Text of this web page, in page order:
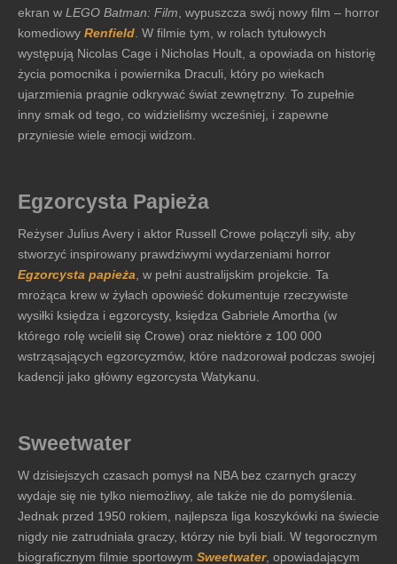
ekran w LEGO Batman: Film , wypuszcza swój nowy film – horror
komediowy Renfield . W filmie tym, w rolach tytułowych
występują Nicolas Cage i Nicholas Hoult, a opowiada on historię
życia pomocnika i powiernika Draculi, który po wiekach
ujarzmienia pragnie odkrywać świat zewnętrzny. To zupełnie
inny smak od tego, co widzieliśmy wcześniej, i zapewne
przyniesie wiele emocji widzom.
Egzorcysta Papieża
Reżyser Julius Avery i aktor Russell Crowe połączyli siły, aby
stworzyć inspirowany prawdziwymi wydarzeniami horror
Egzorcysta papieża , w pełni australijskim projekcie. Ta
mrożąca krew w żyłach opowieść dokumentuje rzeczywiste
wysiłki księdza i egzorcysty, księdza Gabriele Amortha (w
którego rolę wcielił się Crowe) oraz niektóre z 100 000
wstrząsających egzorcyzmów, które nadzorował podczas swojej
kadencji jako główny egzorcysta Watykanu.
Sweetwater
W dzisiejszych czasach pomysł na NBA bez czarnych graczy
wydaje się nie tylko niemożliwy, ale także nie do pomyślenia.
Jednak przed 1950 rokiem, najlepsza liga koszykówki na świecie
nigdy nie zatrudniała graczy, którzy nie byli biali. W tegorocznym
biograficznym filmie sportowym Sweetwater, opowiadającym